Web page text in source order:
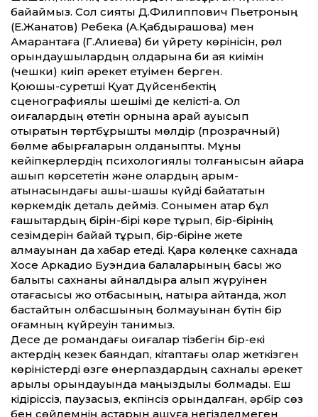
байқаймыз. Сол сияқты Д.Филиппович Пьетроның
(Е.Жанатов) Ребека (А.Қабдырашова) мен
Амарантаға (Г.Алиева) би үйрету көрінісін, рөл
орындаушылардың қолдарына би аяқ киімін
(чешки) киіп әрекет етуімен берген.
Қоюшы-суретші Қуат Дүйсенбектің
сценографиялық шешімі де келісті-ақ. Ол
оқиғалардың өтетін орнына қарай ауысып
отыратын төртбұрышты мөлдір (прозрачный)
бөлме қабырғаларын қолданыпты. Мұны
кейіпкерлердің психологиялық толғанысын айқара
ашып көрсететін және олардың қарым-
қатынасындағы ашық-шашық күйді байқататын
көркемдік деталь дейміз. Сонымен қатар бұл
ғашықтардың бірін-бірі көре тұрып, бір-бірінің
сезімдерін байқай тұрып, бір-біріне жете
алмауынан да хабар етеді. Қара көлеңке сахнада
Хосе Аркадио Буэндиа балаларының басы жоқ
балықты сахнаны айналдыра алып жүруінен
отағасысы жоқ отбасының, нақтырақ айтқанда, жол
бастайтын қолбасшының болмауынан бүтін бір
қоғамның күйреуін танимыз.
Десе де романдағы оқиғалар тізбегін бір-екі
актердің кезек баяндап, кітаптағы олар жеткізген
көріністерді өзге өнерпаздардың сахналық әрекет
арқылы орындауында маңыздылық болмады. Еш
кідіріссіз, паузасыз, екпінсіз орындалған, әрбір сөз
бен сөйлемнің астарын ашуға негізделмеген